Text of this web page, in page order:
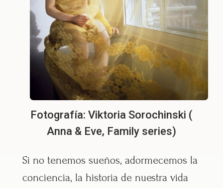
Fotografía: Viktoria Sorochinski (
Anna & Eve, Family series)
Si no tenemos sueños, adormecemos la
conciencia, la historia de nuestra vida